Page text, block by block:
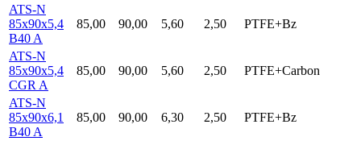
ATS-N
85x90x5,4
B40 A
85,00 90,00 5,60 2,50 PTFE+Bz
ATS-N
85x90x5,4
CGR A
85,00 90,00 5,60 2,50 PTFE+Carbon
ATS-N
85x90x6,1
B40 A
85,00 90,00 6,30 2,50 PTFE+Bz